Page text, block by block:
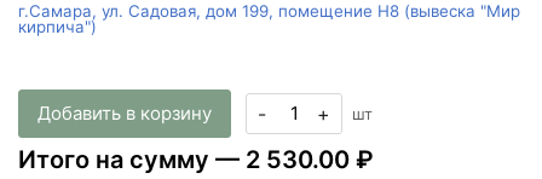
г.Самара, ул. Садовая, дом 199, помещение Н8 (вывеска "Мир
кирпича")
Добавить в корзину - + шт
Итого на сумму — 2 530.00 ₽